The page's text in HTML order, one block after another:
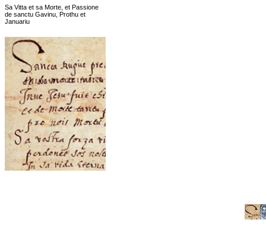
Sa Vitta et sa Morte, et Passione
de sanctu Gavinu, Prothu et
Januariu